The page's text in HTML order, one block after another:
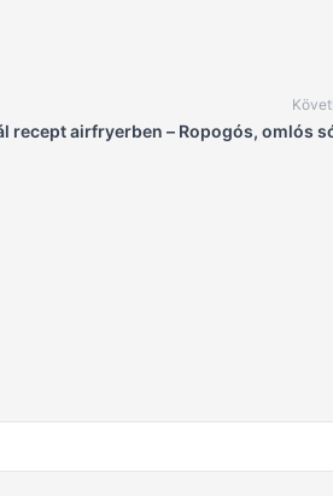
recept airfryerben – Ropogós, omlós